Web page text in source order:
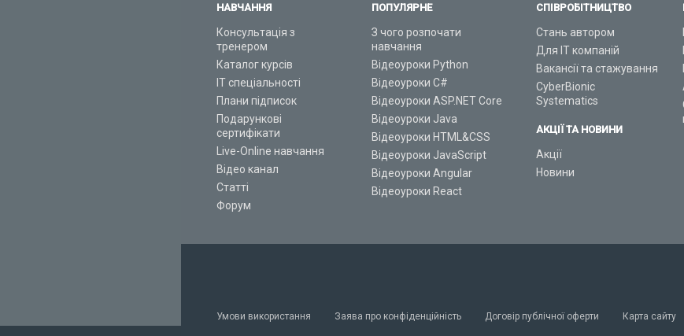
НАВЧАННЯ
Консультація з
тренером
Каталог курсів
ІТ спеціальності
Плани підписок
Подарункові
сертифікати
Live-Online навчання
Відео канал
Статті
Форум
ПОПУЛЯРНЕ
З чого розпочати
навчання
Відеоуроки Python
Відеоуроки C#
Відеоуроки ASP.NET Core
Відеоуроки Java
Відеоуроки HTML&CSS
Відеоуроки JavaScript
Відеоуроки Angular
Відеоуроки React
СПІВРОБІТНИЦТВО
Стань автором
Для ІТ компаній
Вакансії та стажування
CyberBionic
Systematics
АКЦІЇ ТА НОВИНИ
Акції
Новини
Умови використання Заява про конфіденційність Договір публічної оферти Карта сайту